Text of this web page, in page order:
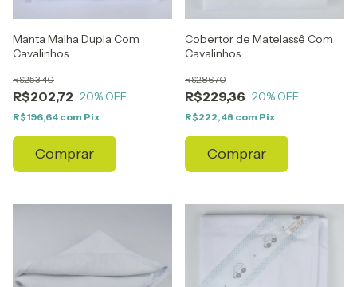
Manta Malha Dupla Com
Cavalinhos
R$202,72
R$253,40
20% OFF
R$196,64 com Pix
Comprar
Cobertor de Matelassê Com
Cavalinhos
R$229,36
R$286,70
20% OFF
R$222,48 com Pix
Comprar